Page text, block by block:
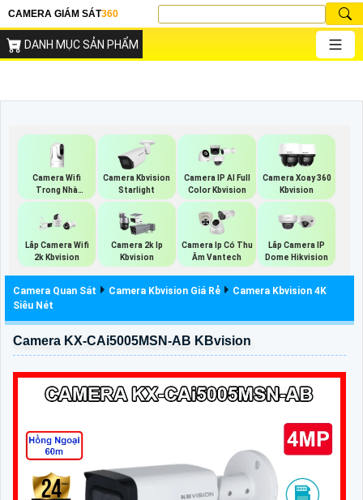
CAMERA GIÁM SÁT360
DANH MỤC SẢN PHẨM
Camera Wifi
Trong Nhà
Kbvision
Camera Kbvision
Starlight
Camera IP AI Full
Color Kbvision
Camera Xoay 360
Kbvision
Lắp Camera Wifi
2k Kbvision
Camera 2k Ip
Kbvision
Camera Ip Có Thu
Âm Vantech
Lắp Camera IP
Dome Hikvision
Camera Quan Sát Camera Kbvision Giá Rẻ
Camera Kbvision 4K
Siêu Nét
Camera KX-CAi5005MSN-AB KBvision